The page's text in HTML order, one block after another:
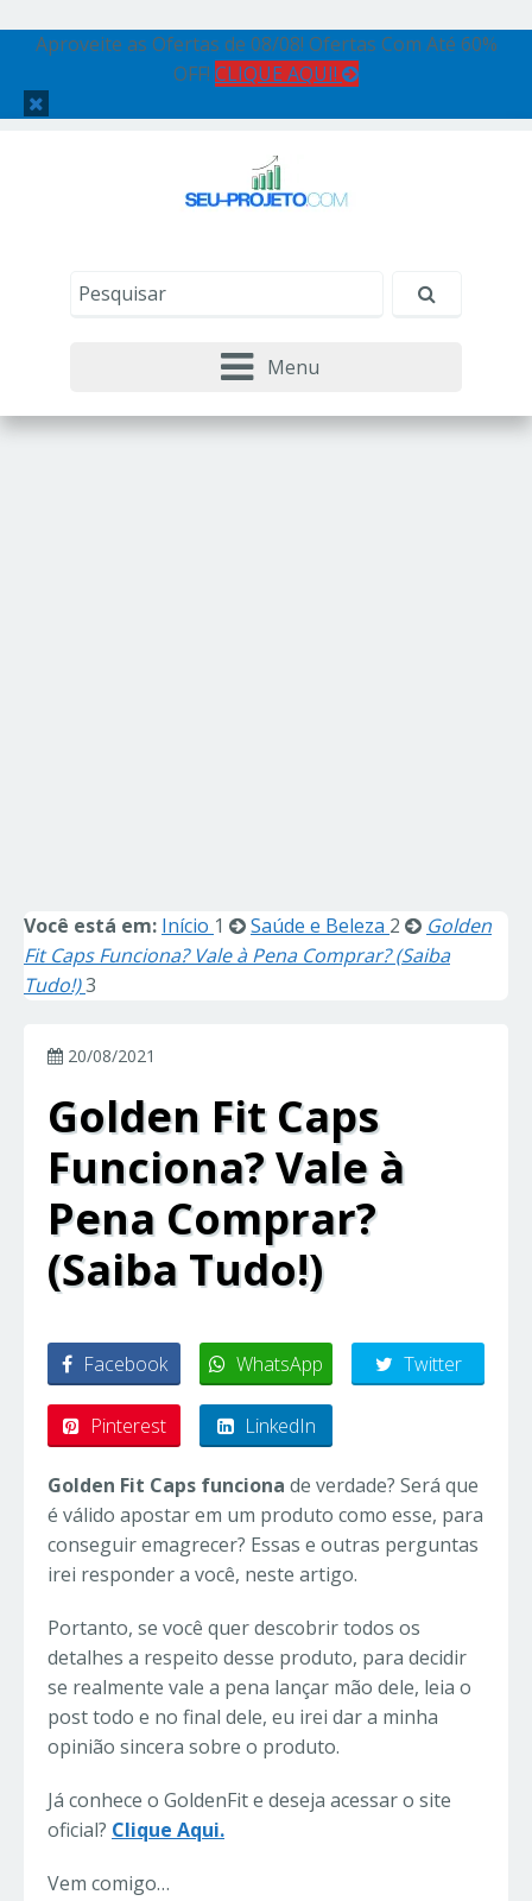
Aproveite as Ofertas de 08/08! Ofertas Com Até 60%
OFF! CLIQUE AQUI!
Menu
Você está em: Início 1 Saúde e Beleza 2
Golden
Fit Caps Funciona? Vale à Pena Comprar? (Saiba
Tudo!)3
20/08/2021
Golden Fit Caps
Funciona? Vale à
Pena Comprar?
(Saiba Tudo!)
Facebook WhatsApp Twitter
Pinterest LinkedIn
Golden Fit Caps funciona de verdade? Será que
é válido apostar em um produto como esse, para
conseguir emagrecer? Essas e outras perguntas
irei responder a você, neste artigo.
Portanto, se você quer descobrir todos os
detalhes a respeito desse produto, para decidir
se realmente vale a pena lançar mão dele, leia o
post todo e no final dele, eu irei dar a minha
opinião sincera sobre o produto.
Já conhece o GoldenFit e deseja acessar o site
oficial? Clique Aqui.
Vem comigo…